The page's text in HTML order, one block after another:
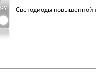
Светодиоды повышенной